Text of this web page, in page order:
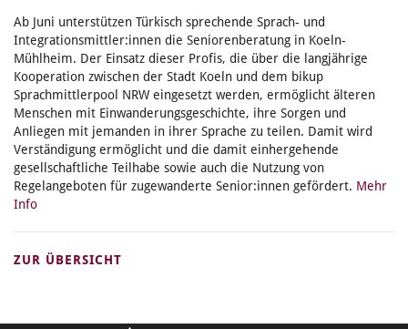
Ab Juni unterstützen Türkisch sprechende Sprach- und
Integrationsmittler:innen die Seniorenberatung in Koeln-
Mühlheim. Der Einsatz dieser Profis, die über die langjährige
Kooperation zwischen der Stadt Koeln und dem bikup
Sprachmittlerpool NRW eingesetzt werden, ermöglicht älteren
Menschen mit Einwanderungsgeschichte, ihre Sorgen und
Anliegen mit jemanden in ihrer Sprache zu teilen. Damit wird
Verständigung ermöglicht und die damit einhergehende
gesellschaftliche Teilhabe sowie auch die Nutzung von
Regelangeboten für zugewanderte Senior:innen gefördert. Mehr
Info
ZUR ÜBERSICHT